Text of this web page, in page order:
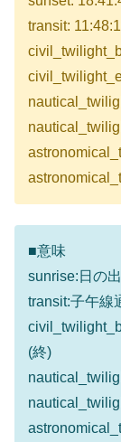
transit:
■意味
sunrise:日の
transit:子午線
(終)